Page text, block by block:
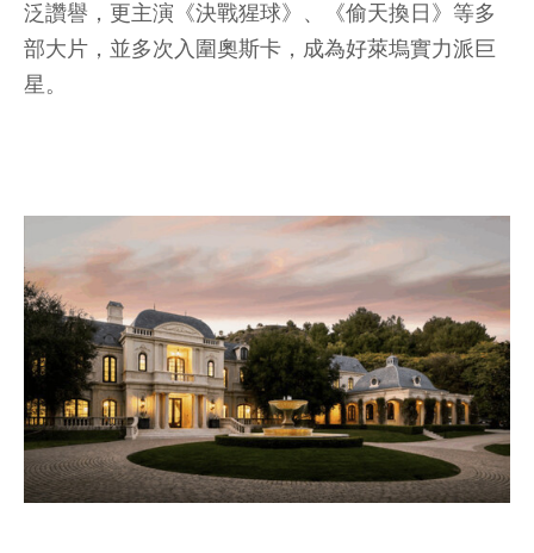
泛讚譽，更主演《決戰猩球》、《偷天換日》等多
部大片，並多次入圍奧斯卡，成為好萊塢實力派巨
星。